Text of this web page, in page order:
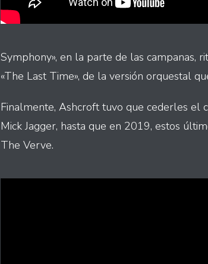
Symphony», en la parte de las campanas,
«The Last Time», de la versión orquestal
Finalmente, Ashcroft tuvo que cederles el
Mick Jagger, hasta que en 2019, estos
The Verve.